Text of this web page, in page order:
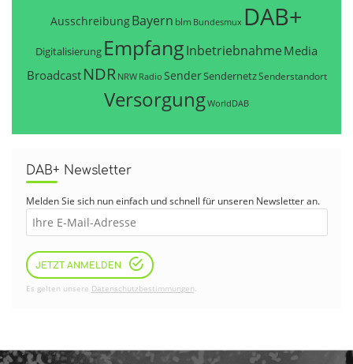
AusschreibungBayern blm Bundesmux DAB+
Digitalisierung EmpfangInbetriebnahme Media
Broadcast NDR NRW Radio SenderSendernetzSenderstandort
VersorgungWorldDAB
DAB+ Newsletter
Melden Sie sich nun einfach und schnell für unseren Newsletter an.
JETZT ANMELDEN
Es gelten unsere Datenschutzbestimmungen.